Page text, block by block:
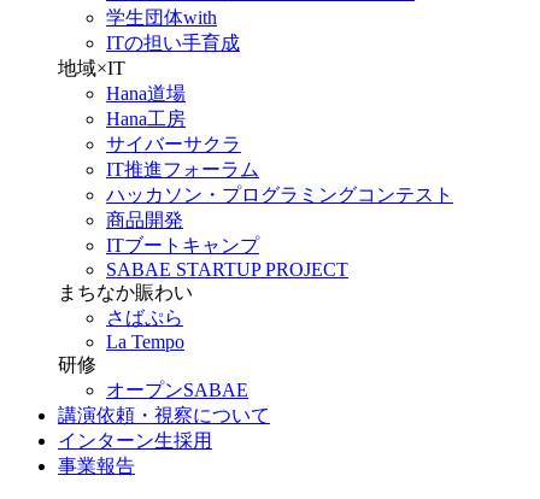
学生団体with
ITの担い手育成
地域×IT
Hana道場
Hana工房
サイバーサクラ
IT推進フォーラム
ハッカソン・プログラミングコンテスト
商品開発
ITブートキャンプ
SABAE STARTUP PROJECT
まちなか賑わい
さばぷら
La Tempo
研修
オープンSABAE
講演依頼・視察について
インターン生採用
事業報告